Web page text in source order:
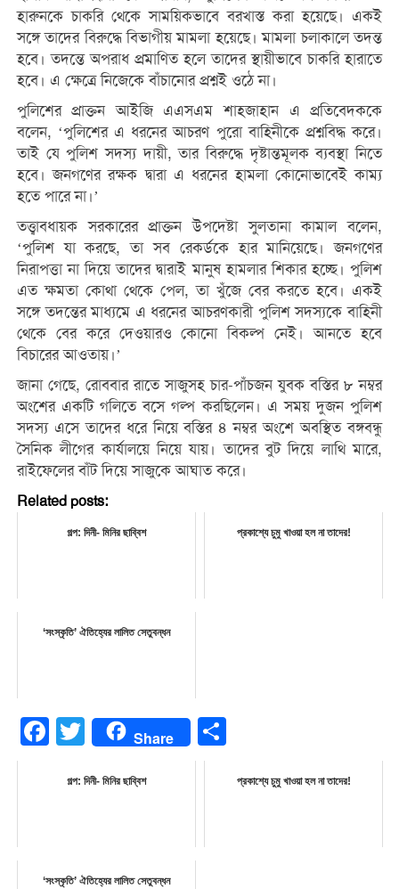
হারুনকে চাকরি থেকে সাময়িকভাবে বরখাস্ত করা হয়েছে। একই
সঙ্গে তাদের বিরুদ্ধে বিভাগীয় মামলা হয়েছে। মামলা চলাকালে তদন্ত
হবে। তদন্তে অপরাধ প্রমাণিত হলে তাদের স্থায়ীভাবে চাকরি হারাতে
হবে। এ ক্ষেত্রে নিজেকে বাঁচানোর প্রশ্নই ওঠে না।
পুলিশের প্রাক্তন আইজি এএসএম শাহজাহান এ প্রতিবেদককে
বলেন, ‘পুলিশের এ ধরনের আচরণ পুরো বাহিনীকে প্রশ্নবিদ্ধ করে।
তাই যে পুলিশ সদস্য দায়ী, তার বিরুদ্ধে দৃষ্টান্তমূলক ব্যবস্থা নিতে
হবে। জনগণের রক্ষক দ্বারা এ ধরনের হামলা কোনোভাবেই কাম্য
হতে পারে না।’
তত্ত্বাবধায়ক সরকারের প্রাক্তন উপদেষ্টা সুলতানা কামাল বলেন,
‘পুলিশ যা করছে, তা সব রেকর্ডকে হার মানিয়েছে। জনগণের
নিরাপত্তা না দিয়ে তাদের দ্বারাই মানুষ হামলার শিকার হচ্ছে। পুলিশ
এত ক্ষমতা কোথা থেকে পেল, তা খুঁজে বের করতে হবে। একই
সঙ্গে তদন্তের মাধ্যমে এ ধরনের আচরণকারী পুলিশ সদস্যকে বাহিনী
থেকে বের করে দেওয়ারও কোনো বিকল্প নেই। আনতে হবে
বিচারের আওতায়।’
জানা গেছে, রোববার রাতে সাজুসহ চার-পাঁচজন যুবক বস্তির ৮ নম্বর
অংশের একটি গলিতে বসে গল্প করছিলেন। এ সময় দুজন পুলিশ
সদস্য এসে তাদের ধরে নিয়ে বস্তির ৪ নম্বর অংশে অবস্থিত বঙ্গবন্ধু
সৈনিক লীগের কার্যালয়ে নিয়ে যায়। তাদের বুট দিয়ে লাথি মারে,
রাইফেলের বাঁট দিয়ে সাজুকে আঘাত করে।
Related posts:
গল্প: দিনী- মিনির ছাব্বিশ প্রকাশ্যে চুমু খাওয়া হল না তাদের!
‘সংস্কৃতি’ ঐতিহ্যের লালিত সেতুবন্ধন
Facebook
Twitter Share
গল্প: দিনী- মিনির ছাব্বিশ প্রকাশ্যে চুমু খাওয়া হল না তাদের!
‘সংস্কৃতি’ ঐতিহ্যের লালিত সেতুবন্ধন